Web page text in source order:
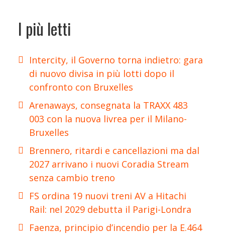
I più letti
Intercity, il Governo torna indietro: gara
di nuovo divisa in più lotti dopo il
confronto con Bruxelles
Arenaways, consegnata la TRAXX 483
003 con la nuova livrea per il Milano-
Bruxelles
Brennero, ritardi e cancellazioni ma dal
2027 arrivano i nuovi Coradia Stream
senza cambio treno
FS ordina 19 nuovi treni AV a Hitachi
Rail: nel 2029 debutta il Parigi-Londra
Faenza, principio d’incendio per la E.464